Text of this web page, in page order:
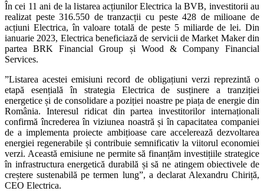
În cei 11 ani de la listarea acțiunilor Electrica la BVB, investitorii au
realizat peste 316.550 de tranzacții cu peste 428 de milioane de
acțiuni Electrica, în valoare totală de peste 5 miliarde de lei. Din
ianuarie 2023, Electrica beneficiază de servicii de Market Maker din
partea BRK Financial Group și Wood & Company Financial
Services.
”Listarea acestei emisiuni record de obligațiuni verzi reprezintă o
etapă esențială în strategia Electrica de susținere a tranziției
energetice și de consolidare a poziției noastre pe piața de energie din
România. Interesul ridicat din partea investitorilor internaționali
confirmă încrederea în viziunea noastră și în capacitatea companiei
de a implementa proiecte ambițioase care accelerează dezvoltarea
energiei regenerabile și contribuie semnificativ la viitorul economiei
verzi. Această emisiune ne permite să finanțăm investițiile strategice
în infrastructura energetică durabilă și să ne atingem obiectivele de
creștere sustenabilă pe termen lung”, a declarat Alexandru Chiriță,
CEO Electrica.